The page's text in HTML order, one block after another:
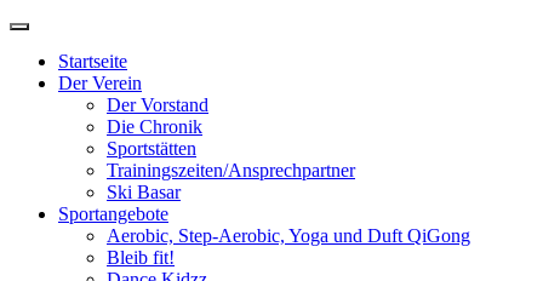
Zum
springenStartseite
Der Verein
Der Vorstand
Die Chronik
Sportstätten
Trainingszeiten/Ansprechpartner
Ski Basar
Sportangebote
Aerobic, Step-Aerobic, Yoga und Duft QiGong
Bleib fit!